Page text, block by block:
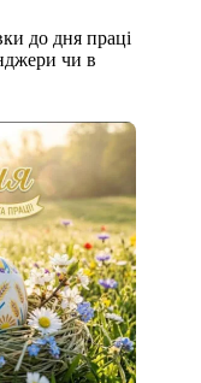
до дня праці
чи в